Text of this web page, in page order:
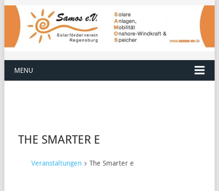
MENU
THE SMARTER E
Veranstaltungen The Smarter e